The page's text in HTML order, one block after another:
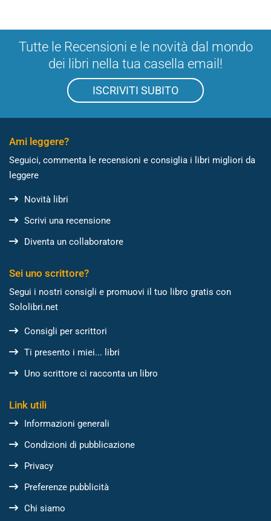
Tutte le Recensioni e le novità dal mondo
dei libri nella tua casella email!
ISCRIVITI SUBITO
Ami leggere?
Seguici, commenta le recensioni e consiglia i libri migliori da
leggere
Novità libri
Scrivi una recensione
Diventa un collaboratore
Sei uno scrittore?
Segui i nostri consigli e promuovi il tuo libro gratis con
Sololibri.net
Consigli per scrittori
Ti presento i miei... libri
Uno scrittore ci racconta un libro
Link utili
Informazioni generali
Condizioni di pubblicazione
Privacy
Preferenze pubblicità
Chi siamo